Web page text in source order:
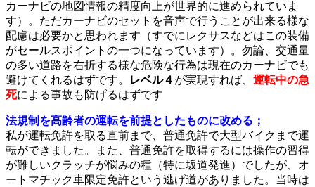
カーナビの地図情報の精度向上が世界的に進められていま
す）。ただカーナビのセットを音声で行うことが出来る様な
配慮は必要かと思われます（すでにレクサスなどはこの装備
がセールスポイントの一つになっています）。勿論、交通量
の多い道路を右折する様な危険な行為は現在のカーナビでも
避けてくれるはずです。
レベル４ が実現すれば、 運転中の急
死による事故も防げるはずです
法規制を高齢者の運転を前提としたものに改める；
私が運転免許を取る直前まで、普通免許で大型バイクまで運
転ができました。また、普通免許を取得するには操作の習得
が難しいクラッチが悩みの種（特に坂道発進）でしたが、オ
ートマチック車限定免許という逃げ道がありました。当時は